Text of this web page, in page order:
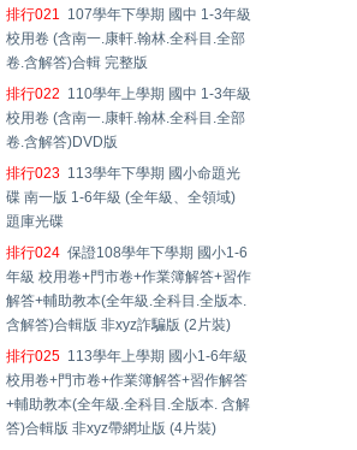
排行021 107學年下學期 國中 1-3年級
校用卷 (含南一.康軒.翰林.全科目.全部
卷.含解答)合輯 完整版
排行022 110學年上學期 國中 1-3年級
校用卷 (含南一.康軒.翰林.全科目.全部
卷.含解答)DVD版
排行023 113學年下學期 國小命題光
碟 南一版 1-6年級 (全年級、全領域)
題庫光碟
排行024 保證108學年下學期 國小1-6
年級 校用卷+門市卷+作業簿解答+習作
解答+輔助教本(全年級.全科目.全版本.
含解答)合輯版 非xyz詐騙版 (2片裝)
排行025 113學年上學期 國小1-6年級
校用卷+門市卷+作業簿解答+習作解答
+輔助教本(全年級.全科目.全版本. 含解
答)合輯版 非xyz帶網址版 (4片裝)